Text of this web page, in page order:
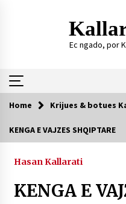
Ec ngado, por
Te rejat
SHOQATËS “KALLARATI”
Gazeta Kallarati nr. 118
Home Krijues & botues
KENGA E VAJZES SHQIPTARE
Hasan Kallarati
KENGA E